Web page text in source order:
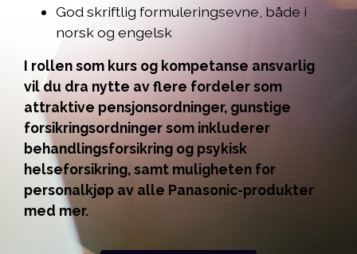
God skriftlig formuleringsevne, både i
norsk og engelsk
I rollen som kurs og kompetanse ansvarlig
vil du dra nytte av flere fordeler som
attraktive pensjonsordninger, gunstige
forsikringsordninger som inkluderer
behandlingsforsikring og psykisk
helseforsikring, samt muligheten for
personalkjøp av alle Panasonic-produkter
med mer.